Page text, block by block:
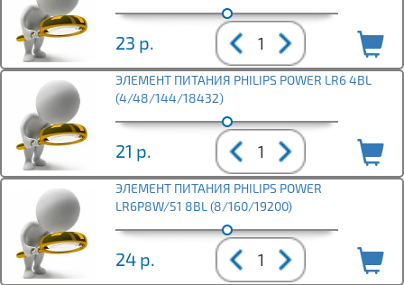
23 р.
ЭЛЕМЕНТ ПИТАНИЯ PHILIPS POWER LR6 4BL
(4/48/144/18432)
21 р.
ЭЛЕМЕНТ ПИТАНИЯ PHILIPS POWER
LR6P8W/51 8BL (8/160/19200)
24 р.